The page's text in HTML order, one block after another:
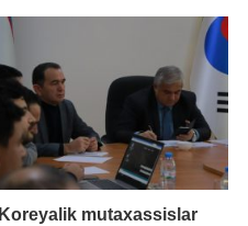
Koreyalik mutaxassislar